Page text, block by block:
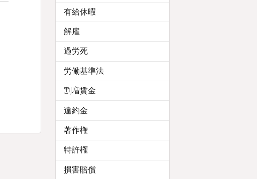
有給休暇
解雇
過労死
労働基準法
割増賃金
違約金
著作権
特許権
損害賠償